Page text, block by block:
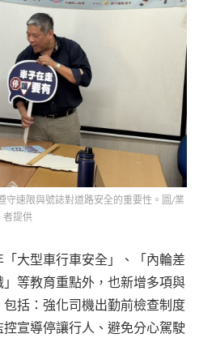
守速限與號誌對道路安全的重要性。圖/業
者提供
大型車行車安全」、「內輪差
等教育重點外，也新增多項與
括：強化司機出勤前檢查制度
宣導停讓行人、避免分心駕駛